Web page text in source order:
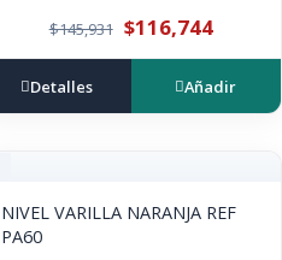
$145,931 $116,744
Detalles Añadir
NIVEL VARILLA NARANJA REF
PA60